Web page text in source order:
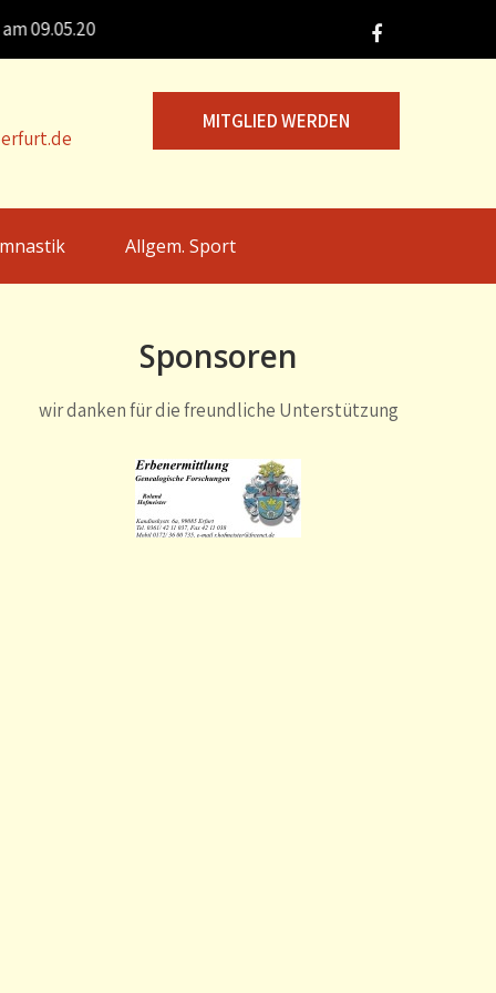
in Jena |
MITGLIED WERDEN
Allgem. Sport
Sponsoren
wir danken für die freundliche Unterstützung